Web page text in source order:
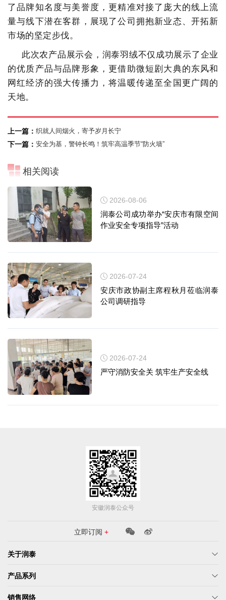
了品牌知名度与美誉度，更精准对接了庞大的线上流
量与线下潜在客群，展现了公司拥抱新业态、开拓新
市场的坚定步伐。
此次农产品展示会 ，润泰羽绒不仅成功展示了企业
的优质产品与品牌形象，更借助微短剧大典的东风和
网红经济的强大传播力，将温暖传递至全国更广阔的
天地。
上一篇： 织就人间烟火，寄予岁月长宁
下一篇： 安全为基，警钟长鸣！筑牢高温季节“防火墙”
相关阅读
2026-08-06
润泰公司成功举办“安庆市有限空间
作业安全专项指导”活动
2026-07-24
安庆市政协副主席程秋月莅临润泰
公司调研指导
2026-07-24
严守消防安全关 筑牢生产安全线
安徽润泰公众号
立即订阅 +
关于润泰
产品系列
销售网络